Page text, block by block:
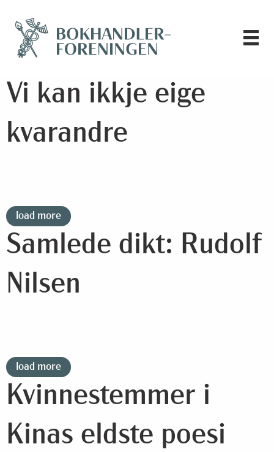
Vi kan ikkje eige
kvarandre
load more
Samlede dikt: Rudolf
Nilsen
load more
Kvinnestemmer i
Kinas eldste poesi